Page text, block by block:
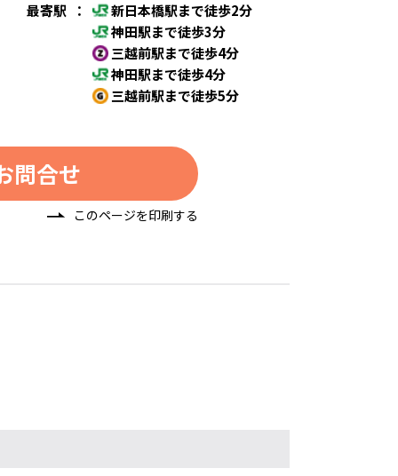
最寄駅
：
新日本橋駅まで徒歩2分
神田駅まで徒歩3分
三越前駅まで徒歩4分
神田駅まで徒歩4分
三越前駅まで徒歩5分
問合せ
このページを印刷する